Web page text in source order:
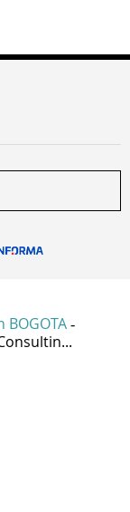
BOGOTA -